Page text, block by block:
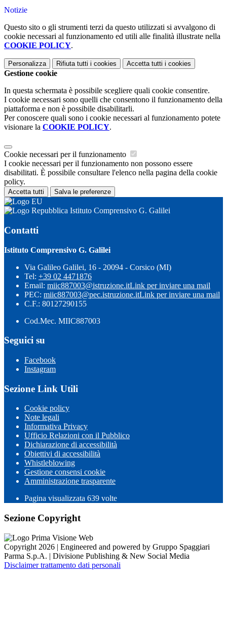
Notizie
Questo sito o gli strumenti terzi da questo utilizzati si avvalgono di
cookie necessari al funzionamento ed utili alle finalità illustrate nella
COOKIE POLICY.
Personalizza Rifiuta tutti i cookies Accetta tutti i cookies
Gestione cookie
In questa schermata è possibile scegliere quali cookie consentire.
I cookie necessari sono quelli che consentono il funzionamento della
piattaforma e non è possibile disabilitarli.
Per conoscere quali sono i cookie necessari al funzionamento potete
visionare la COOKIE POLICY.
Cookie necessari per il funzionamento
I cookie necessari per il funzionamento non possono essere
disabilitati. È possibile consultare l'elenco nella pagina della cookie
policy.
Accetta tutti Salva le preferenze
Istituto Comprensivo G. Galilei
Contatti
Istituto Comprensivo G. Galilei
Via Galileo Galilei, 16 - 20094 - Corsico (MI)
Tel: +39 02 4471876
Email: miic887003@istruzione.itLink per inviare una mail
PEC: miic887003@pec.istruzione.itLink per inviare una mail
C.F.: 80127290155
Cod.Mec. MIIC887003
Seguici su
Facebook
Instagram
Sezione Link Utili
Cookie policy
Note legali
Informativa Privacy
Ufficio Relazioni con il Pubblico
Dichiarazione di accessibilità
Obiettivi di accessibilità
Whistleblowing
Gestione consensi cookie
Amministrazione trasparente
Pagina visualizzata 639 volte
Sezione Copyright
Copyright 2026 | Engineered and powered by Gruppo Spaggiari
Parma S.p.A. | Divisione Publishing & New Social Media
Disclaimer trattamento dati personali